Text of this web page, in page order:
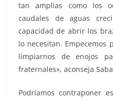
tan amplias como los
caudales de aguas
capacidad de abrir los
lo necesitan. Empecemos
limpiarnos de enojos
fraternales», aconseja
Podríamos contraponer